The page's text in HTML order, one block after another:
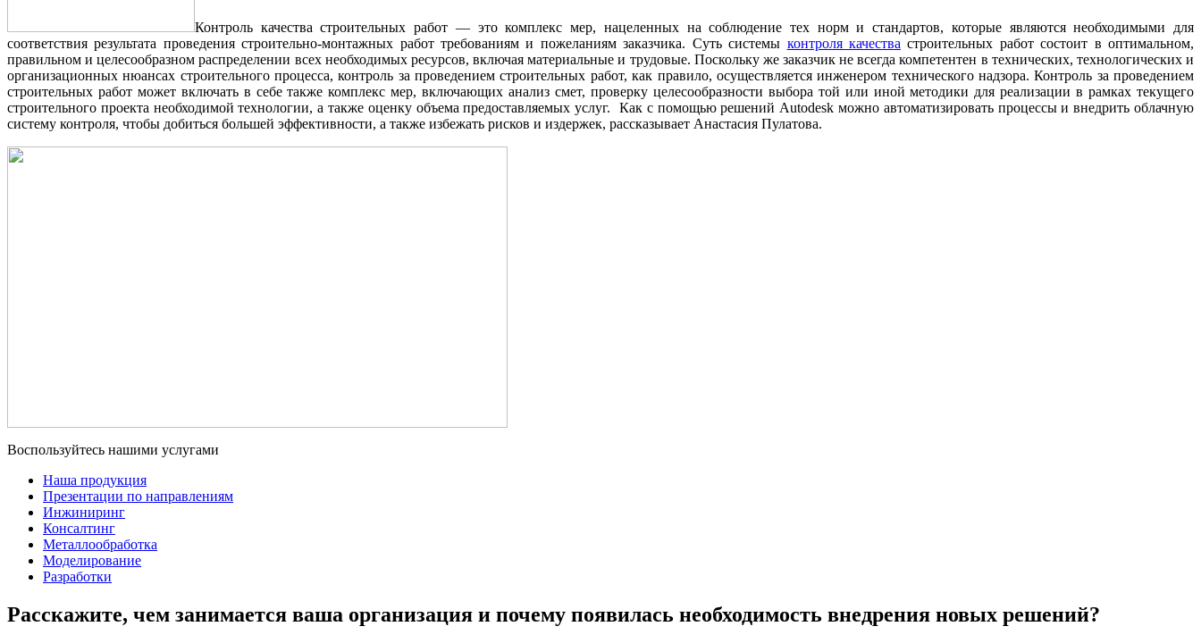
Контроль качества строительных работ — это комплекс мер, нацеленных на соблюдение тех норм и стандартов, которые являются необходимыми для
соответствия результата проведения строительно-монтажных работ требованиям и пожеланиям заказчика. Суть системы контроля качества строительных работ состоит в оптимальном,
правильном и целесообразном распределении всех необходимых ресурсов, включая материальные и трудовые. Поскольку же заказчик не всегда компетентен в технических, технологических и
организационных нюансах строительного процесса, контроль за проведением строительных работ, как правило, осуществляется инженером технического надзора. Контроль за проведением
строительных работ может включать в себе также комплекс мер, включающих анализ смет, проверку целесообразности выбора той или иной методики для реализации в рамках текущего
строительного проекта необходимой технологии, а также оценку объема предоставляемых услуг. Как с помощью решений Autodesk можно автоматизировать процессы и внедрить облачную
систему контроля, чтобы добиться большей эффективности, а также избежать рисков и издержек, рассказывает Анастасия Пулатова.
Воспользуйтесь нашими услугами
Наша продукция
Презентации по направлениям
Инжиниринг
Консалтинг
Металлообработка
Моделирование
Разработки
Расскажите, чем занимается ваша организация и почему появилась необходимость внедрения новых решений?